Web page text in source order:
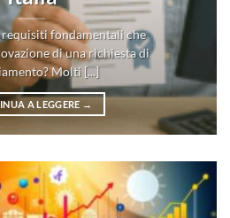
requisiti fondamentali che
di una richiesta di
Molti [...]
A LEGGERE →